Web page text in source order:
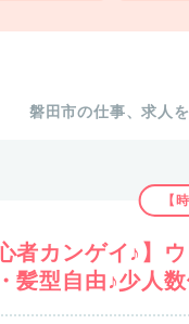
磐田市の仕事、求人
【
心者カンゲイ♪】
髪型自由♪少人数